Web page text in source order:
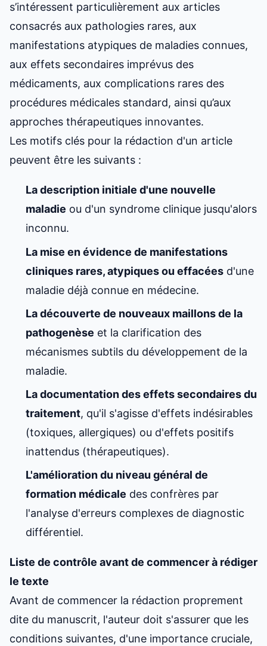
s’intéressent particulièrement aux articles
consacrés aux pathologies rares, aux
manifestations atypiques de maladies connues,
aux effets secondaires imprévus des
médicaments, aux complications rares des
procédures médicales standard, ainsi qu’aux
approches thérapeutiques innovantes.
Les motifs clés pour la rédaction d'un article
peuvent être les suivants :
La description initiale d'une nouvelle
maladie ou d'un syndrome clinique jusqu'alors
inconnu.
La mise en évidence de manifestations
cliniques rares, atypiques ou effacées d'une
maladie déjà connue en médecine.
La découverte de nouveaux maillons de la
pathogenèse et la clarification des
mécanismes subtils du développement de la
maladie.
La documentation des effets secondaires du
traitement, qu'il s'agisse d'effets indésirables
(toxiques, allergiques) ou d'effets positifs
inattendus (thérapeutiques).
L'amélioration du niveau général de
formation médicale des confrères par
l'analyse d'erreurs complexes de diagnostic
différentiel.
Liste de contrôle avant de commencer à rédiger
le texte
Avant de commencer la rédaction proprement
dite du manuscrit, l'auteur doit s'assurer que les
conditions suivantes, d'une importance cruciale,